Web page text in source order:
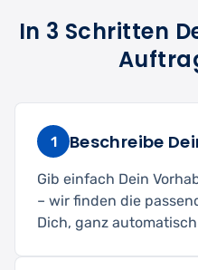
In 3 Schritten
1 Beschreibe
Gib einfach Dein
– wir finden die
Dich, ganz